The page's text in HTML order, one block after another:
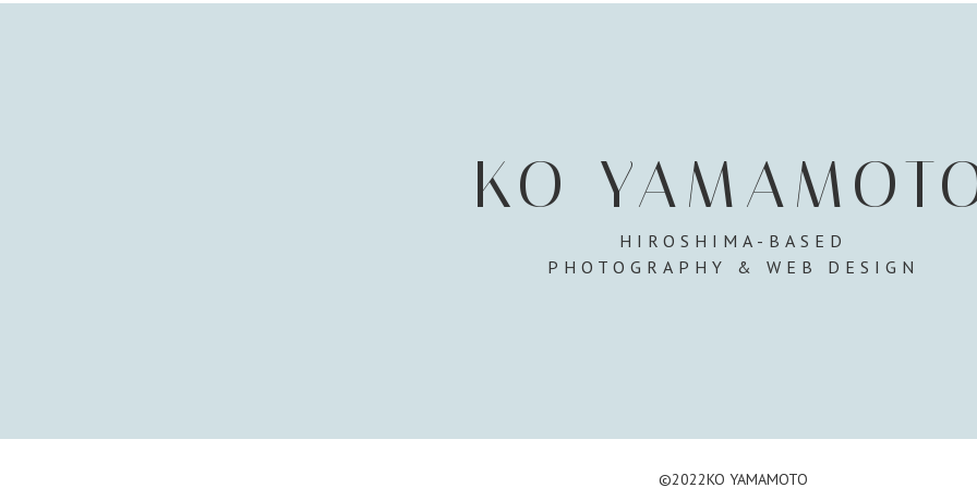
KO
HIROSHIMA-BASED
PHOTOGRAPHY & WEB DESIGN
©︎2022KO YAMAMOTO